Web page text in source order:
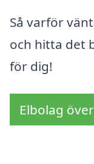
Så varför
och hitta det
för dig!
Elbolag